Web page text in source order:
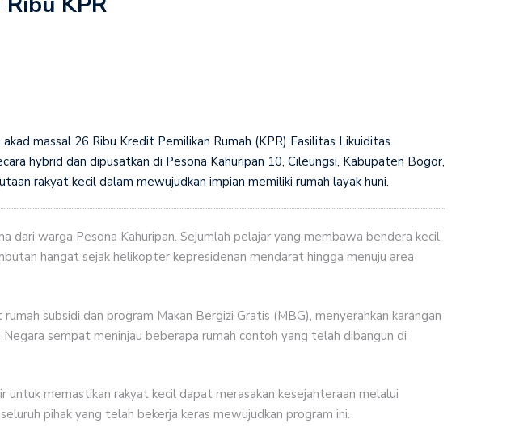
dan PM
massal 26 Ribu Kredit Pemilikan Rumah (KPR) Fasilitas Likuiditas
hybrid dan dipusatkan di Pesona Kahuripan 10, Cileungsi, Kabupaten Bogor,
rakyat kecil dalam mewujudkan impian memiliki rumah layak huni.
warga Pesona Kahuripan. Sejumlah pelajar yang membawa bendera kecil
hangat sejak helikopter kepresidenan mendarat hingga menuju area
subsidi dan program Makan Bergizi Gratis (MBG), menyerahkan karangan
sempat meninjau beberapa rumah contoh yang telah dibangun di
memastikan rakyat kecil dapat merasakan kesejahteraan melalui
pihak yang telah bekerja keras mewujudkan program ini.